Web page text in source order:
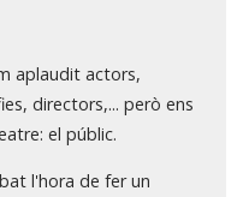
aplaudit actors,
directors,... però ens
el públic.
l'hora de fer un